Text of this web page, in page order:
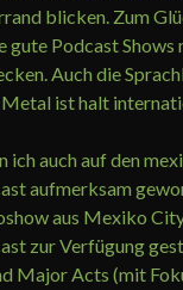
blicken. Zum
gute Podcast
Auch die
Metal ist halt
ich auch auf den
aufmerksam
aus Mexiko
zur Verfügung
Major Acts (mit